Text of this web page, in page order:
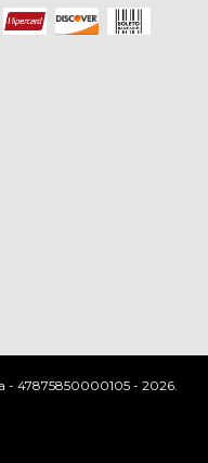
47875850000105 - 2026.